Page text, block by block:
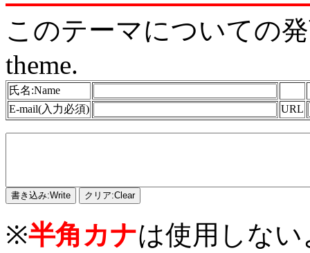
このテーマについての
theme.
氏名:Name
E-mail(入力必須)
URL
※半角カナは使用しな